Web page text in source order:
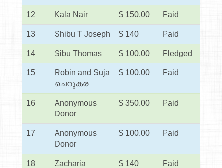
12 Kala Nair $ 150.00 Paid
13 Shibu T Joseph $ 140 Paid
14 Sibu Thomas $ 100.00 Pledged
15
Robin and Suja
ചെറുകര
$ 100.00 Paid
16
Anonymous
Donor
$ 350.00 Paid
17
Anonymous
Donor
$ 100.00 Paid
18
Zacharia
$ 140 Paid